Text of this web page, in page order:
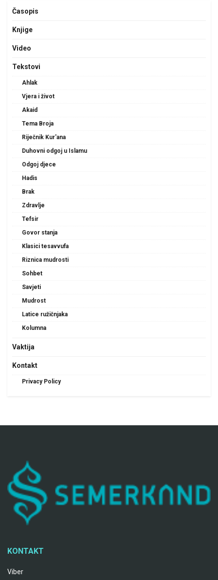
Časopis
Knjige
Video
Tekstovi
Ahlak
Vjera i život
Akaid
Tema Broja
Riječnik Kur'ana
Duhovni odgoj u Islamu
Odgoj djece
Hadis
Brak
Zdravlje
Tefsir
Govor stanja
Klasici tesavvufa
Riznica mudrosti
Sohbet
Savjeti
Mudrost
Latice ružičnjaka
Kolumna
Vaktija
Kontakt
Privacy Policy
KONTAKT
Viber